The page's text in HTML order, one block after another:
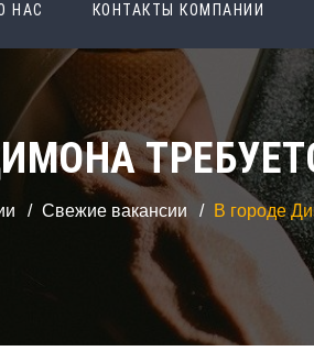
НАС КОНТАКТЫ КОМПАНИИ
Свежие вакансии В городе